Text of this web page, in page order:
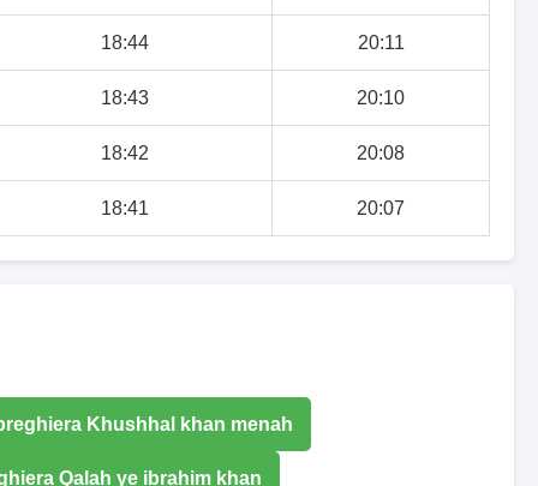
18:44 20:11
18:43 20:10
18:42 20:08
18:41 20:07
Khushhal khan menah
Qalah ye ibrahim khan